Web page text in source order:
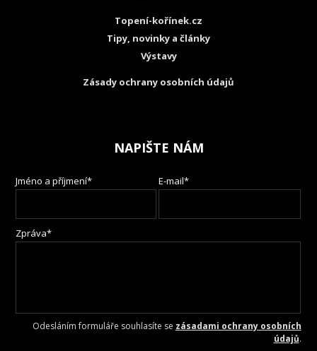
Topení-kořínek.cz
Tipy, novinky a články
Výstavy
Zásady ochrany osobních údajů
NAPIŠTE NÁM
Jméno a příjmení* E-mail*
Zpráva*
Odesláním formuláře souhlasíte se zásadami ochrany osobních
údajů.